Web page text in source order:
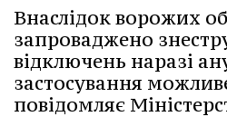
Внаслідок ворожих
запроваджено
відключень наразі
застосування
повідомляє